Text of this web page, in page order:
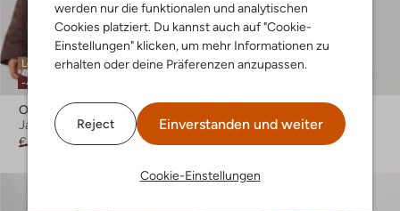
werden nur die funktionalen und analytischen
Cookies platziert. Du kannst auch auf "Cookie-
Einstellungen" klicken, um mehr Informationen zu
erhalten oder deine Präferenzen anzupassen.
Reject Einverstanden und weiter
Cookie-Einstellungen
Letzte Größen
-40%
Object
Jack
€ 69,99 € 41,99
Letzter Artikel
Jack